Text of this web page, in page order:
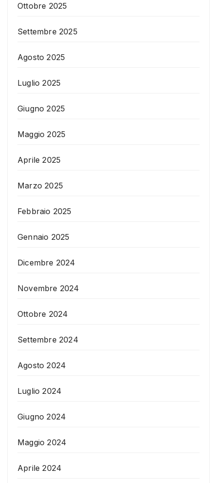
Ottobre 2025
Settembre 2025
Agosto 2025
Luglio 2025
Giugno 2025
Maggio 2025
Aprile 2025
Marzo 2025
Febbraio 2025
Gennaio 2025
Dicembre 2024
Novembre 2024
Ottobre 2024
Settembre 2024
Agosto 2024
Luglio 2024
Giugno 2024
Maggio 2024
Aprile 2024